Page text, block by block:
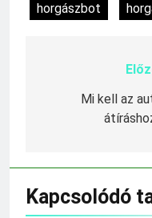
horgászbot
Bejegyzés
navigáció
Mi kell az
Kapcsolódó